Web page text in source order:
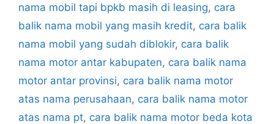
nama mobil tapi bpkb masih di leasing, cara
balik nama mobil yang masih kredit, cara balik
nama mobil yang sudah diblokir, cara balik
nama motor antar kabupaten, cara balik nama
motor antar provinsi, cara balik nama motor
atas nama perusahaan, cara balik nama motor
atas nama pt, cara balik nama motor beda kota